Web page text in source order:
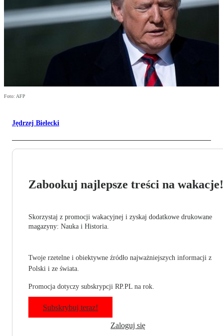
Foto: AFP
Jędrzej Bielecki
Zabookuj najlepsze treści na wakacje!
Skorzystaj z promocji wakacyjnej i zyskaj dodatkowe drukowane
magazyny: Nauka i Historia.
Twoje rzetelne i obiektywne źródło najważniejszych informacji z
Polski i ze świata.
Promocja dotyczy subskrypcji RP.PL na rok.
Subskrybuj teraz!
Zaloguj się